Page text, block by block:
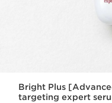
Bright Plus
targeting expert